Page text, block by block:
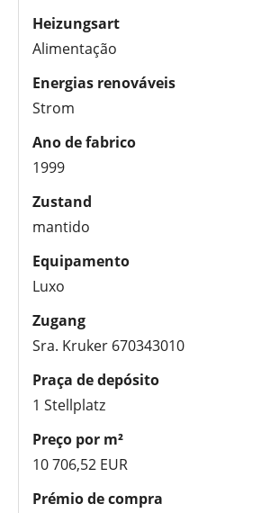
Heizungsart
Alimentação
Energias renováveis
Strom
Ano de fabrico
1999
Zustand
mantido
Equipamento
Luxo
Zugang
Sra. Kruker 670343010
Praça de depósito
1 Stellplatz
Preço por m²
10 706,52 EUR
Prémio de compra